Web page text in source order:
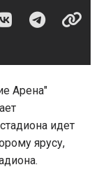
Арена"
идет
ярусу,